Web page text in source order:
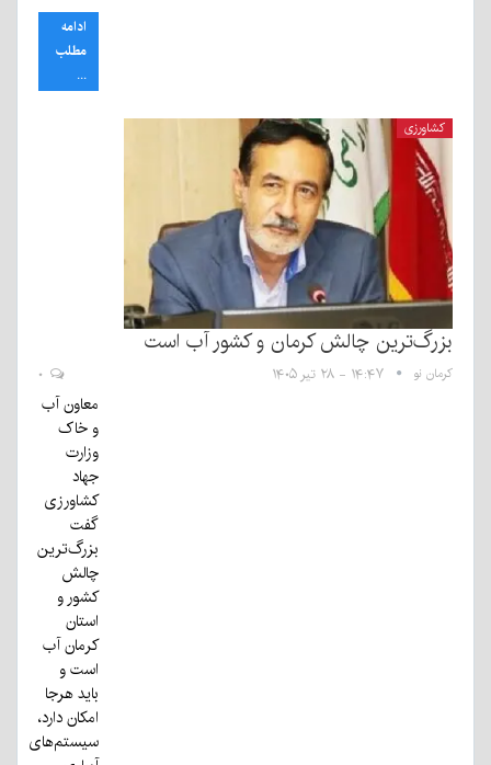
ادامه
مطلب
...
کشاورزی
بزرگ‌ترین چالش کرمان و کشور آب است
کرمان نو ۱۴:۴۷ - ۲۸ تیر ۱۴۰۵
معاون آب
و خاک
وزارت
جهاد
کشاورزی
گفت
بزرگ‌ترین
چالش
کشور و
استان
کرمان آب
است و
باید هرجا
امکان دارد،
سیستم‌های